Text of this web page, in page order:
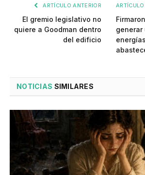
ARTÍCULO ANTERIOR
El gremio legislativo no
quiere a Goodman dentro
del edificio
generar
NOTICIAS SIMILARES